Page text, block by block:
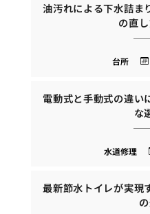
油汚れによる下水詰ま
の直
台所
電動式と手動式の違い
な
水道修理
最新節水トイレが実現